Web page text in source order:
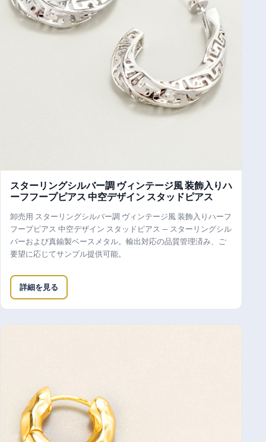
スターリングシルバー調 ヴィンテージ風 装飾入りハ
ーフフープピアス 中空デザイン スタッドピアス
卸売用 スターリングシルバー調 ヴィンテージ風 装飾入りハーフ
フープピアス 中空デザイン スタッドピアス — スターリングシル
バーおよび真鍮製ベースメタル。輸出対応の品質管理済み、ご
要望に応じてサンプル提供可能。
詳細を見る